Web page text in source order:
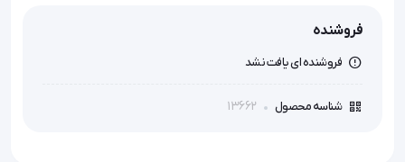
فروشنده
فروشنده ای یافت نشد
شناسه محصول 13662